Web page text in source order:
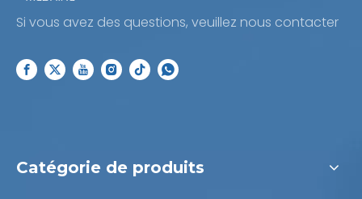
Si vous avez des questions, veuillez nous contacter
Catégorie de produits